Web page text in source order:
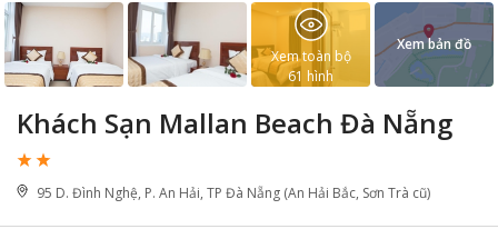
Khách Sạn Mallan Beach Đà Nẵng
95 D. Đình Nghệ, P. An Hải, TP Đà Nẵng (An Hải Bắc, Sơn Trà cũ)
Xem toàn bộ
61 hình
Xem bản đồ